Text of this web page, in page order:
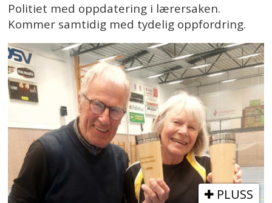
Politiet med oppdatering i lærersaken.
Kommer samtidig med tydelig oppfordring.
PLUSS